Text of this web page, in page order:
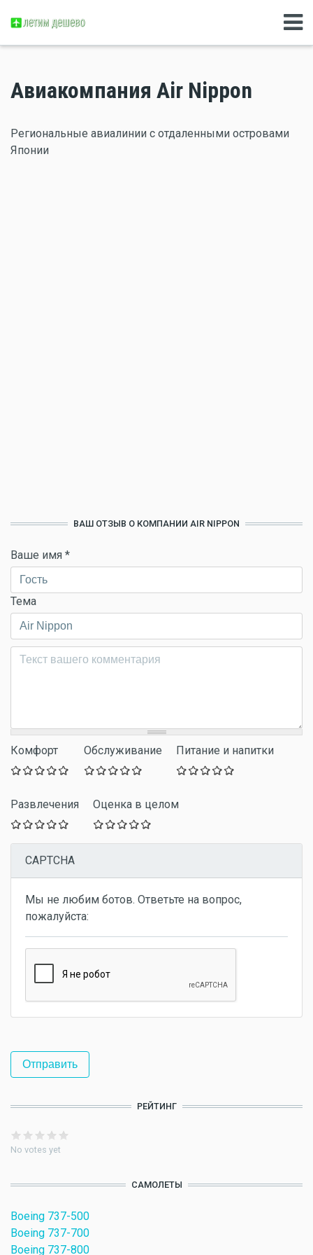
Авиакомпания Air Nippon
Региональные авиалинии с отдаленными островами
Японии
ВАШ ОТЗЫВ О КОМПАНИИ AIR NIPPON
Ваше имя *
Тема
Комментарий*
Комфорт Обслуживание Питание и напитки
Развлечения Оценка в целом
CAPTCHA
Мы не любим ботов. Ответьте на вопрос,
пожалуйста:
РЕЙТИНГ
No votes yet
САМОЛЕТЫ
Boeing 737-500
Boeing 737-700
Boeing 737-800